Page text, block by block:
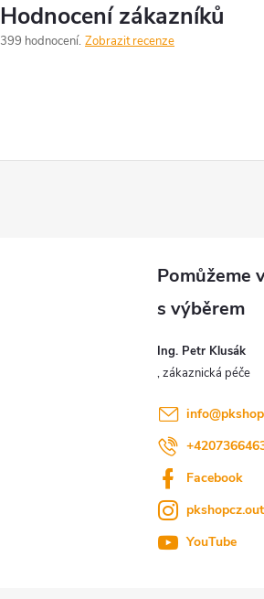
Hodnocení zákazníků
399 hodnocení Zobrazit recenze
Ing. Petr Klusák
info@
Facebook
YouTube